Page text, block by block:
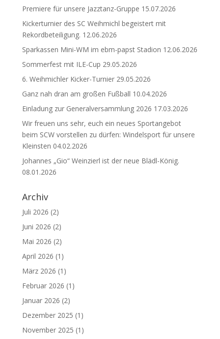
Premiere für unsere Jazztanz-Gruppe 15.07.2026
Kickerturnier des SC Weihmichl begeistert mit
Rekordbeteiligung. 12.06.2026
Sparkassen Mini-WM im ebm-papst Stadion 12.06.2026
Sommerfest mit ILE-Cup 29.05.2026
6. Weihmichler Kicker-Turnier 29.05.2026
Ganz nah dran am großen Fußball 10.04.2026
Einladung zur Generalversammlung 2026 17.03.2026
Wir freuen uns sehr, euch ein neues Sportangebot
beim SCW vorstellen zu dürfen: Windelsport für unsere
Kleinsten 04.02.2026
Johannes „Gio“ Weinzierl ist der neue Blädl-König.
08.01.2026
Archiv
Juli 2026 (2)
Juni 2026 (2)
Mai 2026 (2)
April 2026 (1)
März 2026 (1)
Februar 2026 (1)
Januar 2026 (2)
Dezember 2025 (1)
November 2025 (1)